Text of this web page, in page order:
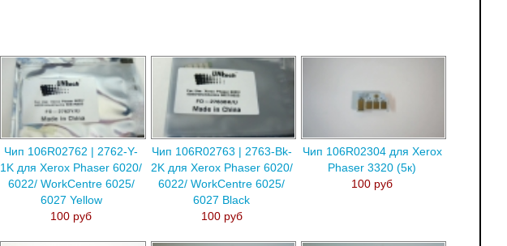
Чип 106R02762 | 2762-Y-
1K для Xerox Phaser 6020/
6022/ WorkCentre 6025/
6027 Yellow
100 руб
Чип 106R02763 | 2763-Bk-
2K для Xerox Phaser 6020/
6022/ WorkCentre 6025/
6027 Black
100 руб
Чип 106R02304 для Xerox
Phaser 3320 (5к)
100 руб